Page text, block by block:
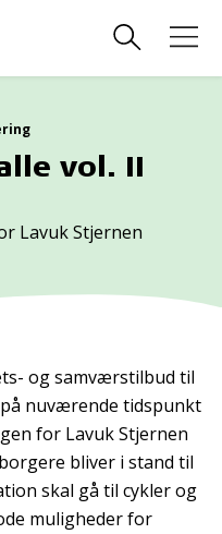
vol. II
Lavuk Stjernen
og samværstilbud til
nuværende tidspunkt
for Lavuk Stjernen
bliver i stand til
skal gå til cykler og
muligheder for